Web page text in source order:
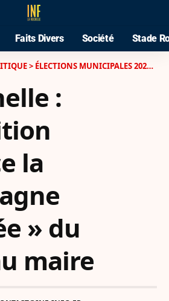
Faits Divers Société Stade
> ÉLECTIONS MUNICIPALES 2026 À LA ROCHELLE
:
la
» du
maire